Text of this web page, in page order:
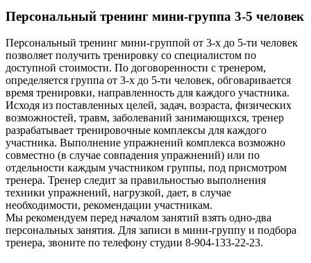
Персональный тренинг мини-группа 3-5 человек
Персональный тренинг мини-группой от 3-х до 5-ти человек
позволяет получить тренировку со специалистом по
доступной стоимости. По договоренности с тренером,
определяется группа от 3-х до 5-ти человек, обговаривается
время тренировки, направленность для каждого участника.
Исходя из поставленных целей, задач, возраста, физических
возможностей, травм, заболеваний занимающихся, тренер
разрабатывает тренировочные комплексы для каждого
участника. Выполнение упражнений комплекса возможно
совместно (в случае совпадения упражнений) или по
отдельности каждым участником группы, под присмотром
тренера. Тренер следит за правильностью выполнения
техники упражнений, нагрузкой, дает, в случае
необходимости, рекомендации участникам.
Мы рекомендуем перед началом занятий взять одно-два
персональных занятия. Для записи в мини-группу и подбора
тренера, звоните по телефону студии 8-904-133-22-23.